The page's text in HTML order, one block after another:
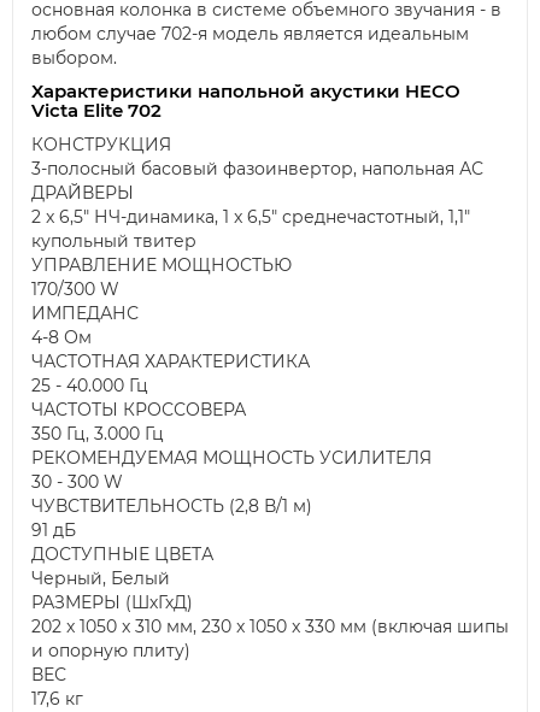
основная колонка в системе объемного звучания - в
любом случае 702-я модель является идеальным
выбором.
Характеристики напольной акустики HECO
Victa Elite 702
КОНСТРУКЦИЯ
3-полосный басовый фазоинвертор, напольная АС
ДРАЙВЕРЫ
2 x 6,5" НЧ-динамика, 1 x 6,5" среднечастотный, 1,1"
купольный твитер
УПРАВЛЕНИЕ МОЩНОСТЬЮ
170/300 W
ИМПЕДАНС
4-8 Ом
ЧАСТОТНАЯ ХАРАКТЕРИСТИКА
25 - 40.000 Гц
ЧАСТОТЫ КРОССОВЕРА
350 Гц, 3.000 Гц
РЕКОМЕНДУЕМАЯ МОЩНОСТЬ УСИЛИТЕЛЯ
30 - 300 W
ЧУВСТВИТЕЛЬНОСТЬ (2,8 В/1 м)
91 дБ
ДОСТУПНЫЕ ЦВЕТА
Черный, Белый
РАЗМЕРЫ (ШхГхД)
202 x 1050 x 310 мм, 230 x 1050 x 330 мм (включая шипы
и опорную плиту)
ВЕС
17,6 кг